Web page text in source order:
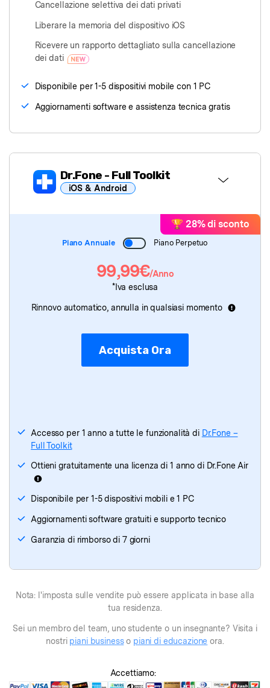
Cancellazione selettiva dei dati privati
Liberare la memoria del dispositivo iOS
Ricevere un rapporto dettagliato sulla cancellazione
dei dati
Disponibile per 1-5 dispositivi mobile con 1 PC
Aggiornamenti software e assistenza tecnica gratis
Dr.Fone - Full Toolkit
iOS & Android
- Sblocca Schermo
- Riparazione Sistema
Dr.Fone- Cancellazione Dati
- Trasferimento WhatsApp
Dr.Fone - Riparazione iTunes
🏆 28% di sconto
Piano Annuale Piano Perpetuo
99,99€/Anno
*Iva esclusa
Rinnovo automatico, annulla in qualsiasi momento
Acquista Ora
Accesso per 1 anno a tutte le funzionalità di Dr.Fone –
Full Toolkit
Ottieni gratuitamente una licenza di 1 anno di Dr.Fone Air
Disponibile per 1-5 dispositivi mobili e 1 PC
Aggiornamenti software gratuiti e supporto tecnico
Garanzia di rimborso di 7 giorni
Nota: l'imposta sulle vendite può essere applicata in base alla
tua residenza.
Sei un membro del team, uno studente o un insegnante? Visita i
nostri piani businesso piani di educazione ora.
Accettiamo: